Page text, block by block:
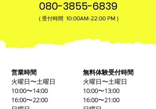
080-3855-6839
( 受付時間 10:00AM-22:00​ PM )
営業時間
火曜日〜土曜日
10:00〜14:00
16:00〜22:00
無料体験受付時間
火曜日〜土曜日
10:00〜13:00
16:00〜21:00